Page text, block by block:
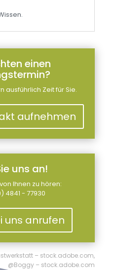
einen
ausführlich Zeit für Sie.
aufnehmen
uns an!
Ihnen zu hören:
4841 - 77930
uns anrufen
– stock.adobe.com,
@Boggy – stock.adobe.com